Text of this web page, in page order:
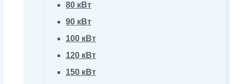
80 кВт
90 кВт
100 кВт
120 кВт
150 кВт